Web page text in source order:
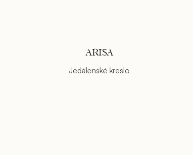
ARISA
Jedálenské kreslo